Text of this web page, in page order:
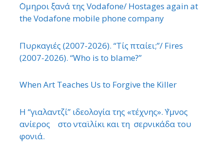
΄Ομηροι ξανά της Vodafone/ Hostages again at
the Vodafone mobile phone company
Πυρκαγιές (2007-2026). “Τίς πταίει;”/ Fires
(2007-2026). “Who is to blame?”
When Art Teaches Us to Forgive the Killer
Η “γιαλαντζί” ιδεολογία της «τέχνης». ΄Υμνος
ανίερος στο νταϊλίκι και τη σερνικάδα του
φονιά.